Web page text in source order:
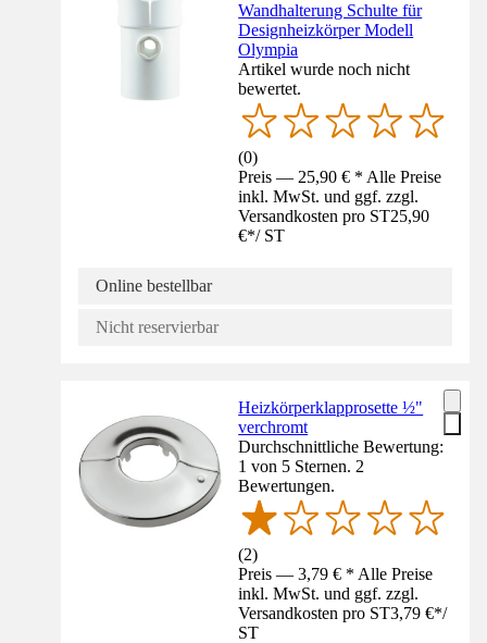
Wandhalterung Schulte für
Designheizkörper Modell
Olympia
Artikel wurde noch nicht
bewertet.
(0)
Preis — 25,90 € * Alle Preise
inkl. MwSt. und ggf. zzgl.
Versandkosten pro ST25,90
€*/ ST
Online bestellbar
Nicht reservierbar
Heizkörperklapprosette ½"
verchromt
Durchschnittliche Bewertung:
1 von 5 Sternen. 2
Bewertungen.
(2)
Preis — 3,79 € * Alle Preise
inkl. MwSt. und ggf. zzgl.
Versandkosten pro ST3,79 €*/
ST